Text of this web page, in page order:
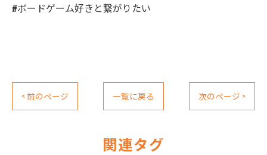
#ボードゲーム好きと繋がりたい
< 前のページ 一覧に戻る 次のページ >
関連タグ